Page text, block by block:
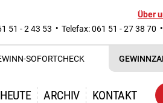
Über
51 - 2 43 53 Telefax: 061 51 - 27 38 70
SOFORTCHECK
ARCHIV KONTAKT